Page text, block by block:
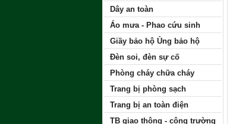
Dây an toàn
Áo mưa - Phao cứu sinh
Giầy bảo hộ Ủng bảo hộ
Đèn soi, đèn sự cố
Phòng cháy chữa cháy
Trang bị phòng sạch
Trang bị an toàn điện
TB giao thông - công trường